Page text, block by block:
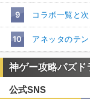
9 コラボ一覧と
10 アネッタのテ
神ゲー攻略パズド
公式SNS